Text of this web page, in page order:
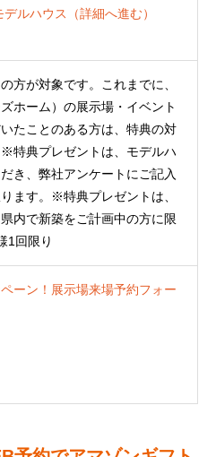
ルハウス（詳細へ進む）
方が対象です。これまでに、
ホーム）の展示場・イベント
たことのある方は、特典の対
特典プレゼントは、モデルハ
き、弊社アンケートにご記入
ます。※特典プレゼントは、
内で新築をご計画中の方に限
1回限り
ーン！展示場来場予約フォー